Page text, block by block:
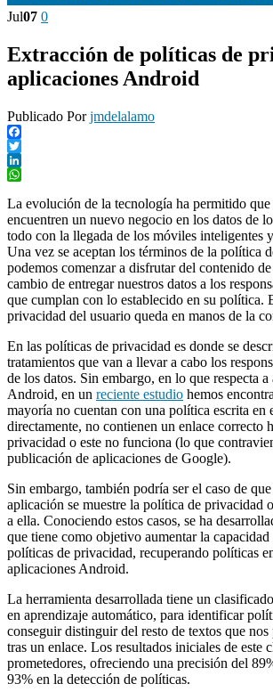
Jul07 0
Extracción de políticas de
aplicaciones Android
Publicado Porjmdelalamo
Facebook
Twitter
LinkedIn
La evolución de la tecnología ha permitido que
encuentren un nuevo negocio en los datos de
todo con la llegada de los móviles inteligentes
Una vez se aceptan los términos de la política
podemos comenzar a disfrutar del contenido
cambio de entregar nuestros datos a los
que cumplan con lo establecido en su política.
privacidad del usuario queda en manos de la
En las políticas de privacidad es donde se
tratamientos que van a llevar a cabo los
de los datos. Sin embargo, en lo que respecta
Android, en un reciente estudio hemos
mayoría no cuentan con una política escrita en
directamente, no contienen un enlace correcto
privacidad o este no funciona (lo que
publicación de aplicaciones de Google).
Sin embargo, también podría ser el caso de
aplicación se muestre la política de privacidad
a ella. Conociendo estos casos, se ha
que tiene como objetivo aumentar la
políticas de privacidad, recuperando políticas
aplicaciones Android.
La herramienta desarrollada tiene un
en aprendizaje automático, para identificar
conseguir distinguir del resto de textos que nos
tras un enlace. Los resultados iniciales de este
prometedores, ofreciendo una precisión del
93% en la detección de políticas.